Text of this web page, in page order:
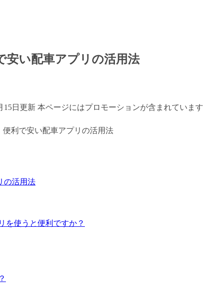
安い配車アプリの活用法
15日更新 本ページにはプロモーションが含まれています
の活用法
を使うと便利ですか？